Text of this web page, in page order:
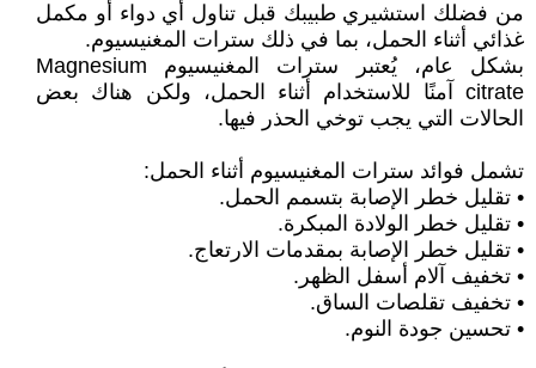
من فضلك استشيري طبيبك قبل تناول أي دواء أو مكمل
غذائي أثناء الحمل، بما في ذلك سترات المغنيسيوم.
بشكل عام، يُعتبر سترات المغنيسيوم Magnesium
citrate آمنًا للاستخدام أثناء الحمل، ولكن هناك بعض
الحالات التي يجب توخي الحذر فيها.
تشمل فوائد سترات المغنيسيوم أثناء الحمل:
• تقليل خطر الإصابة بتسمم الحمل.
• تقليل خطر الولادة المبكرة.
• تقليل خطر الإصابة بمقدمات الارتعاج.
• تخفيف آلام أسفل الظهر.
• تخفيف تقلصات الساق.
• تحسين جودة النوم.